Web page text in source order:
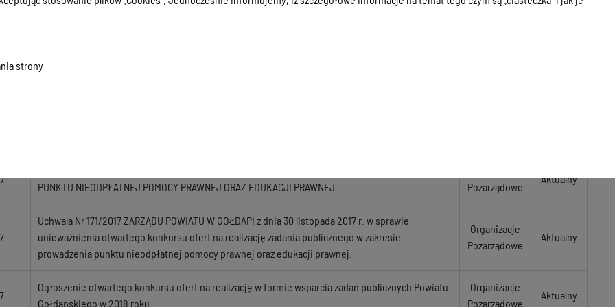
Lista ofert złożonych przez podmioty w ramach otwartego konkursu ofert na realizację w formie
PUNKTU NIEODPŁATNEJ POMOCY PRAWNEJ ORAZ EDUKACJI PRAWNEJ
Pozarządowe
Aktualny
Uchwala Nr 171/2017 ZARZĄDU POWIATU W GOŁDAPI z dnia 30 listopada 2017 r. w sprawie
unieważnienia otwartego konkursu ofert na realizację zadania publicznego w zakresie
prowadzenia punktu nieodpłatnej pomocy prawnej oraz edukacji prawnej.
Organizacje
Pozarządowe
Aktualny
Ogłoszenie otwartego konkursu ofert na realizację w formie wsparcia zadań publicznych Powiatu
Gołdapskiego w 2018 roku
Organizacje
Pozarządowe
Aktualny
strony